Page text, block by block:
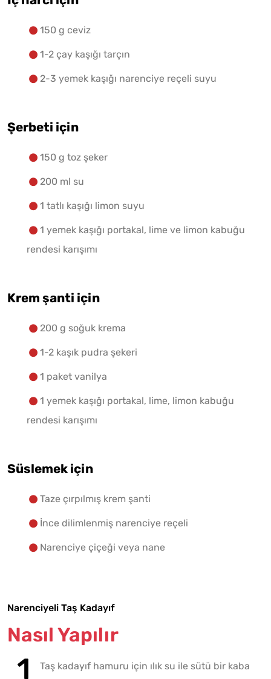
150 g ceviz
1-2 çay kaşığı tarçın
2-3 yemek kaşığı narenciye reçeli suyu
Şerbeti için
150 g toz şeker
200 ml su
1 tatlı kaşığı limon suyu
1 yemek kaşığı portakal, lime ve limon kabuğu
rendesi karışımı
Krem şanti için
200 g soğuk krema
1-2 kaşık pudra şekeri
1 paket vanilya
1 yemek kaşığı portakal, lime, limon kabuğu
rendesi karışımı
Süslemek için
Taze çırpılmış krem şanti
İnce dilimlenmiş narenciye reçeli
Narenciye çiçeği veya nane
Narenciyeli Taş Kadayıf
Nasıl Yapılır
Taş kadayıf hamuru için ılık su ile sütü bir kaba